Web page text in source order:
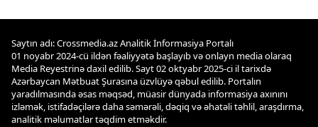
Saytın adı: Crossmedia.az Analitik İnformasiya Portalı
01 noyabr 2024-cü ildən fəaliyyətə başlayıb və onlayn media olaraq
Media Reyestrinə daxil edilib. Sayt 02 oktyabr 2025-ci il tarixdə
Azərbaycan Mətbuat Şurasına üzvlüyə qəbul edilib. Portalın
yaradılmasında əsas məqsəd, müasir dünyada informasiya axınını
izləmək, istifadəçilərə daha səmərəli, dəqiq və əhatəli təhlil, araşdırma,
analitik məlumatlar təqdim etməkdir.